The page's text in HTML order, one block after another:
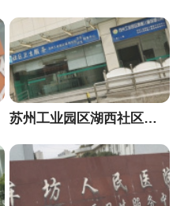
苏州工业园区湖西社区卫生计生服务中心